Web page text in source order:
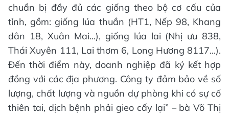
chuẩn bị đầy đủ các giống theo bộ cơ cấu của
tỉnh, gồm: giống lúa thuần (HT1, Nếp 98, Khang
dân 18, Xuân Mai...), giống lúa lai (Nhị ưu 838,
Thái Xuyên 111, Lai thơm 6, Long Hương 8117...).
Đến thời điểm này, doanh nghiệp đã ký kết hợp
đồng với các địa phương. Công ty đảm bảo về số
lượng, chất lượng và nguồn dự phòng khi có sự cố
thiên tai, dịch bệnh phải gieo cấy lại” – bà Võ Thị